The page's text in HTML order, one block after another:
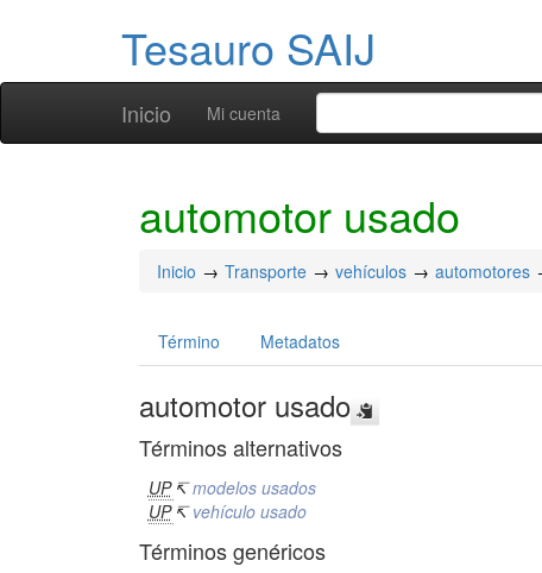
Tesauro SAIJ
Inicio Mi cuenta
automotor usado
Inicio Transporte vehículos automotores
Término Metadatos
automotor usado
Términos alternativos
UP ↸modelos usados
UP ↸vehículo usado
Términos genéricos